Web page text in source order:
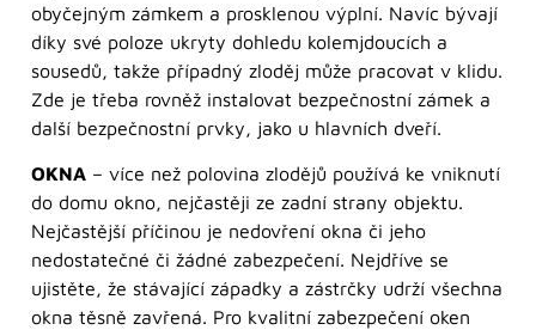
obyčejným zámkem a prosklenou výplní. Navíc bývají
díky své poloze ukryty dohledu kolemjdoucích a
sousedů, takže případný zloděj může pracovat v klidu.
Zde je třeba rovněž instalovat bezpečnostní zámek a
další bezpečnostní prvky, jako u hlavních dveří.
OKNA – více než polovina zlodějů používá ke vniknutí
do domu okno, nejčastěji ze zadní strany objektu.
Nejčastější příčinou je nedovření okna či jeho
nedostatečné či žádné zabezpečení. Nejdříve se
ujistěte, že stávající západky a zástrčky udrží všechna
okna těsně zavřená. Pro kvalitní zabezpečení oken